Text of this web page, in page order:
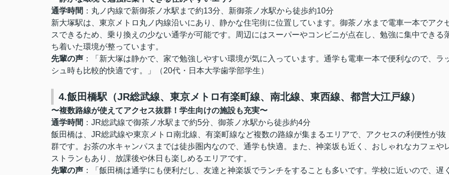
通学時間 ：丸ノ内線で新御茶ノ水駅まで約13分、新御茶ノ水駅から徒歩約10分
新大塚駅は、東京メトロ丸ノ内線沿いにあり、静かな住宅街に位置しています。御茶ノ水まで電車一本でアク
スできるため、乗り換えの少ない通学が可能です。周辺にはスーパーやコンビニが点在し、勉強に集中できる
ち着いた環境が整っています。
先輩の声 ：「新大塚は静かで、家で勉強しやすい環境が気に入っています。通学も電車一本で便利なので、ラ
シュ時も比較的快適です。」
（20代・ 日本大学歯学部学生）
4.飯田橋駅（JR総武線、東京メトロ有楽町線、南北線、東西線、都営大江戸線）
〜複数路線が使えてアクセス抜群！学生向けの施設も充実〜
通学時間 ：JR総武線で御茶ノ水駅まで約5分、御茶ノ水駅から徒歩約4分
飯田橋は、JR総武線や東京メトロ南北線、有楽町線など複数の路線が集まるエリアで、アクセスの利便性が抜
群です。お茶の水キャンパスまでは徒歩圏内なので、通学も快適。また、神楽坂も近く、おしゃれなカフェや
ストランもあり、放課後や休日も楽しめるエリアです。
先輩の声 ：「飯田橋は通学にも便利だし、友達と神楽坂でランチをすることも多いです。学校に近いので、遅